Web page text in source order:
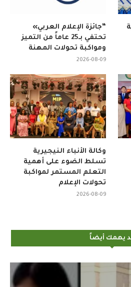
“جائزة الإعلام العربي»
تحتفي بـ25 عاماً من التميز
ومواكبة تحولات المهنة
2026-08-09
وكالة الأنباء النيجيرية
تسلط الضوء على أهمية
التعلم المستمر لمواكبة
تحولات الإعلام
2026-08-09
يهمك أيضاً